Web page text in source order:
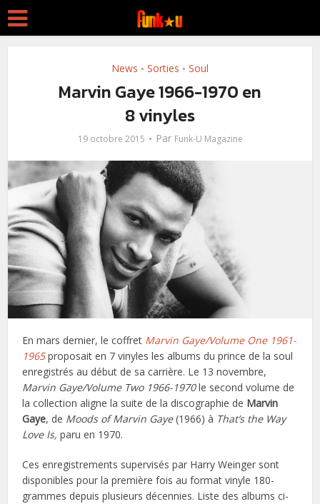
News • Sorties • Soul
Marvin Gaye 1966-1970 en
8 vinyles
19 octobre 2015 Par Funk-U Magazine
En mars dernier, le coffret Marvin Gaye/Volume One 1961-
1965 proposait en 7 vinyles les albums du prince de la soul
enregistrés au début de sa carrière. Le 13 novembre,
Marvin Gaye/Volume Two 1966-1970le second volume de
la collection aligne la suite de la discographie de Marvin
Gaye, de Moods of Marvin Gaye(1966) à That’s the Way
Love Is, paru en 1970.
Ces enregistrements supervisés par Harry Weinger sont
disponibles pour la première fois au format vinyle 180-
grammes depuis plusieurs décennies. Liste des albums ci-